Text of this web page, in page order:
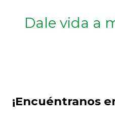
Dale vida a
¡Encuéntranos